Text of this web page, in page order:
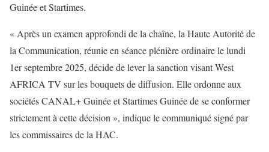
Guinée et Startimes.
« Après un examen approfondi de la chaîne, la Haute Autorité de
la Communication, réunie en séance plénière ordinaire le lundi
1er septembre 2025, décide de lever la sanction visant West
AFRICA TV sur les bouquets de diffusion. Elle ordonne aux
sociétés CANAL+ Guinée et Startimes Guinée de se conformer
strictement à cette décision », indique le communiqué signé par
les commissaires de la HAC.